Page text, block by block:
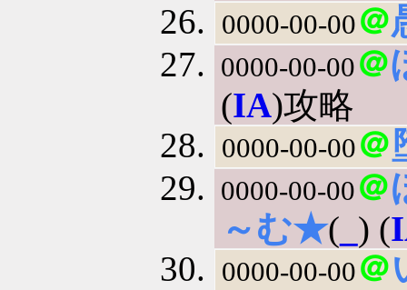
0000-00-00＠
0000-00-00＠
(IA)攻略
0000-00-00＠
0000-00-00＠
～む★( ) (
0000-00-00＠